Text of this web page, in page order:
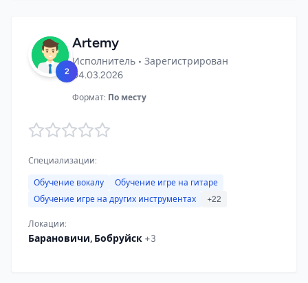
2
Artemy
Исполнитель • Зарегистрирован
04.03.2026
Формат: По месту
Специализации:
Обучение вокалу
Обучение игре на гитаре
Обучение игре на других инструментах
+22
Локации:
Барановичи, Бобруйск +3